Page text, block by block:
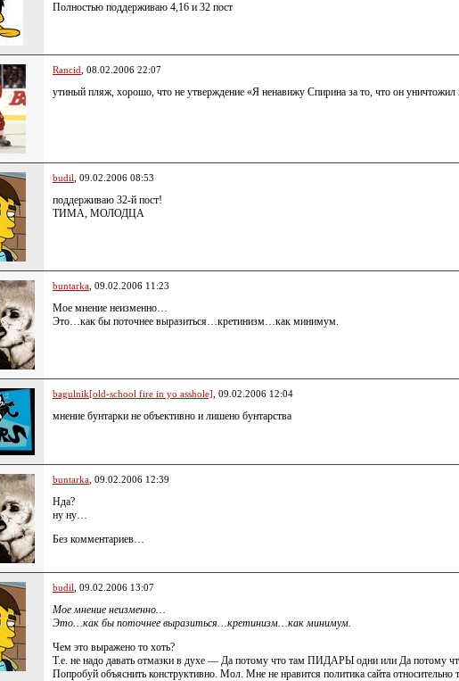
Полностью поддерживаю 4,16 и 32 пост
Rancid , 08.02.2006 22:07
утиный пляж, хорошо, что не утверждение «Я ненавижу Спирина за то, что он уничтожил
budil , 09.02.2006 08:53
поддерживаю 32-й пост!
ТИМА, МОЛОДЦА
buntarka , 09.02.2006 11:23
Мое мнение неизменно…
Это…как бы поточнее выразиться…кретинизм…как минимум.
bagulnik[old-school fire in yo asshole] , 09.02.2006 12:04
мнение бунтарки не объективно и лишено бунтарства
buntarka , 09.02.2006 12:39
Нда?
ну ну…
Без комментариев…
budil , 09.02.2006 13:07
Мое мнение неизменно…
Это…как бы поточнее выразиться…кретинизм…как минимум.
Чем это выражено то хоть?
Т.е. не надо давать отмазки в духе — Да потому что там ПИДАРЫ одни или Да потому
Попробуй объяснить конструктивно. Мол. Мне не нравится политика сайта относительно